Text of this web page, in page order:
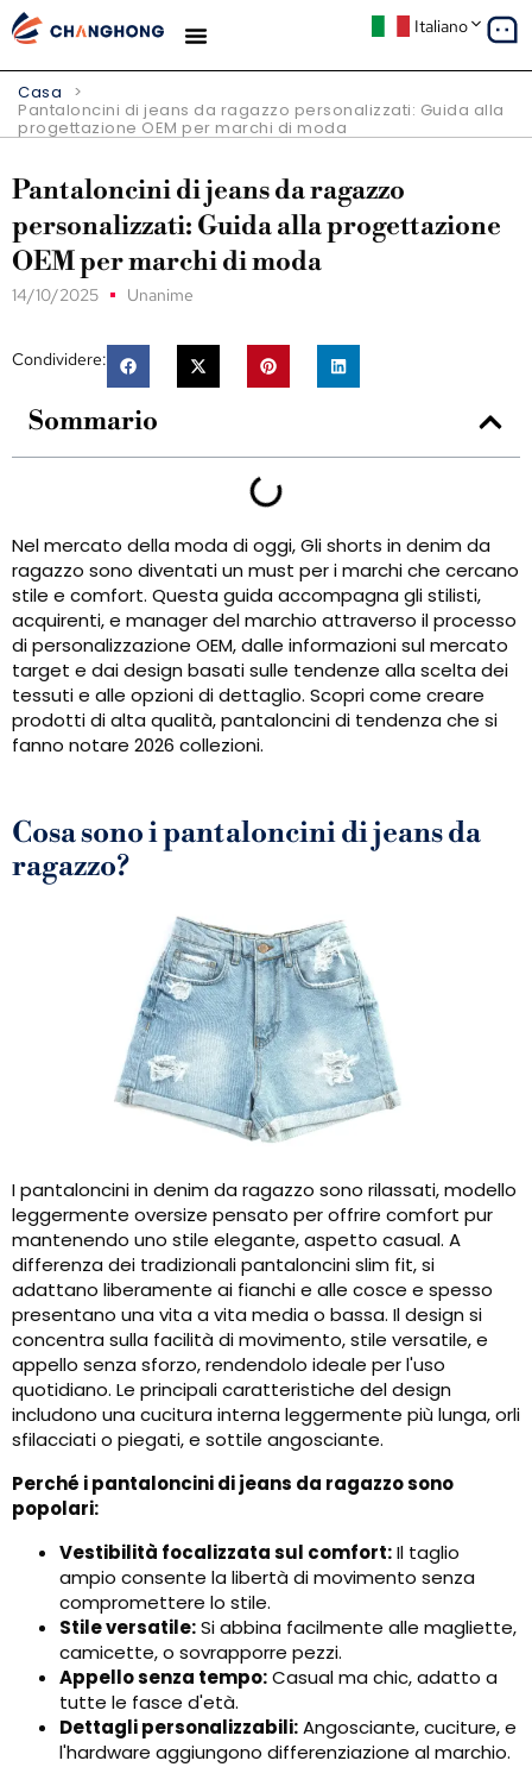
Italiano
Casa >
Pantaloncini di jeans da ragazzo personalizzati: Guida alla
progettazione OEM per marchi di moda
Pantaloncini di jeans da ragazzo
personalizzati: Guida alla progettazione
OEM per marchi di moda
14/10/2025 Unanime
Condividere:
Sommario
Nel mercato della moda di oggi, Gli shorts in denim da
ragazzo sono diventati un must per i marchi che cercano
stile e comfort. Questa guida accompagna gli stilisti,
acquirenti, e manager del marchio attraverso il processo
di personalizzazione OEM, dalle informazioni sul mercato
target e dai design basati sulle tendenze alla scelta dei
tessuti e alle opzioni di dettaglio. Scopri come creare
prodotti di alta qualità, pantaloncini di tendenza che si
fanno notare 2026 collezioni.
Cosa sono i pantaloncini di jeans da
ragazzo?
I pantaloncini in denim da ragazzo sono rilassati, modello
leggermente oversize pensato per offrire comfort pur
mantenendo uno stile elegante, aspetto casual. A
differenza dei tradizionali pantaloncini slim fit, si
adattano liberamente ai fianchi e alle cosce e spesso
presentano una vita a vita media o bassa. Il design si
concentra sulla facilità di movimento, stile versatile, e
appello senza sforzo, rendendolo ideale per l'uso
quotidiano. Le principali caratteristiche del design
includono una cucitura interna leggermente più lunga, orli
sfilacciati o piegati, e sottile angosciante.
Perché i pantaloncini di jeans da ragazzo sono
popolari:
Vestibilità focalizzata sul comfort:Il taglio
ampio consente la libertà di movimento senza
compromettere lo stile.
Stile versatile:Si abbina facilmente alle magliette,
camicette, o sovrapporre pezzi.
Appello senza tempo:Casual ma chic, adatto a
tutte le fasce d'età.
Dettagli personalizzabili:Angosciante, cuciture, e
l'hardware aggiungono differenziazione al marchio.